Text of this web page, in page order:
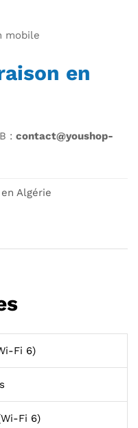
mobile
en
: contact@youshop-
en Algérie
Fi 6)
Fi 6)